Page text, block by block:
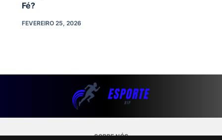
Fé?
FEVEREIRO 25, 2026
SOBRE NÓS